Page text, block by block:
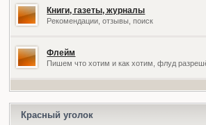
Книги, газеты, журналы
Рекомендации, отзывы, поиск
Флейм
Пишем что хотим и как хотим, флуд
Красный уголок